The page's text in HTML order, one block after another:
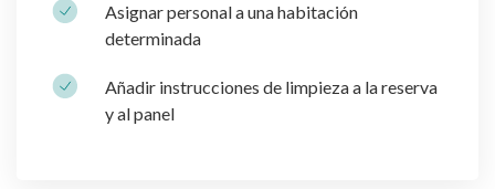
Asignar personal a una habitación
determinada
Añadir instrucciones de limpieza a la reserva
y al panel